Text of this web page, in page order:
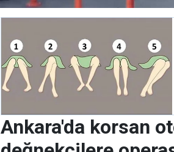
Ankara'da korsan